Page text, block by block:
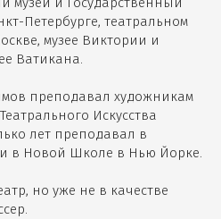
Петербурге, театральном
музее Виктории и
Ватикана.
преподавал художникам
Искусства
лет преподавал в
в Новой Школе в Нью Йорке.
но уже не в качестве